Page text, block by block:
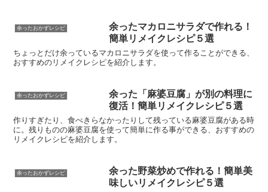
余ったおかずレシピ
余ったマカロニサラダで作れる！
簡単リメイクレシピ５選
ちょっとだけ余っているマカロニサラダを使って作ることができる、
おすすめのリメイクレシピを紹介します。
余ったおかずレシピ
余った「麻婆豆腐」が別の料理に
復活！簡単リメイクレシピ５選
作りすぎたり、食べきらなかったりして残っている麻婆豆腐がある時
に。残りものの麻婆豆腐を使って簡単に作る事ができる、おすすめの
リメイクレシピを紹介します。
余ったおかずレシピ
余った野菜炒めで作れる！簡単美
味しいリメイクレシピ５選